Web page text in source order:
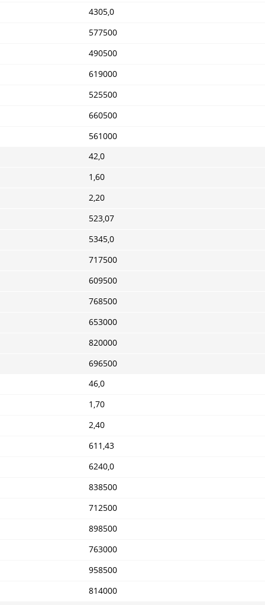
4305,0
577500
490500
619000
525500
660500
561000
42,0
1,60
2,20
523,07
5345,0
717500
609500
768500
653000
820000
696500
46,0
1,70
2,40
611,43
6240,0
838500
712500
898500
763000
958500
814000